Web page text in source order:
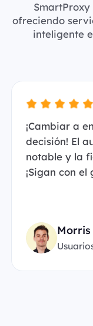
ofreciendo
inteligente
¡Cambiar a
decisión! El
notable y la
¡Sigan con